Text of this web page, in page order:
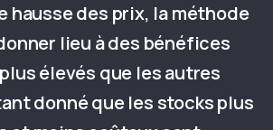
hausse des prix, la méthode
lieu à des bénéfices
élevés que les autres
donné que les stocks plus